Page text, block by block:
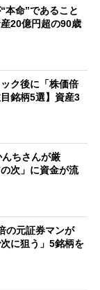
本命”であること
20億円超の90歳
ック後に「株価倍
銘柄5選】資産3
んちさんが厳
次」に資金が流
の元証券マンが
に狙う」5銘柄を